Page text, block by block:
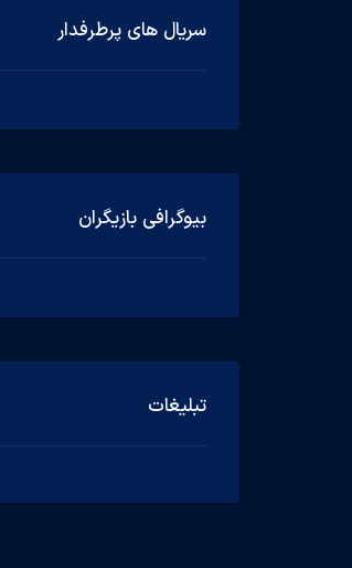
سریال های پرطرفدار
بیوگرافی بازیگران
تبلیغات